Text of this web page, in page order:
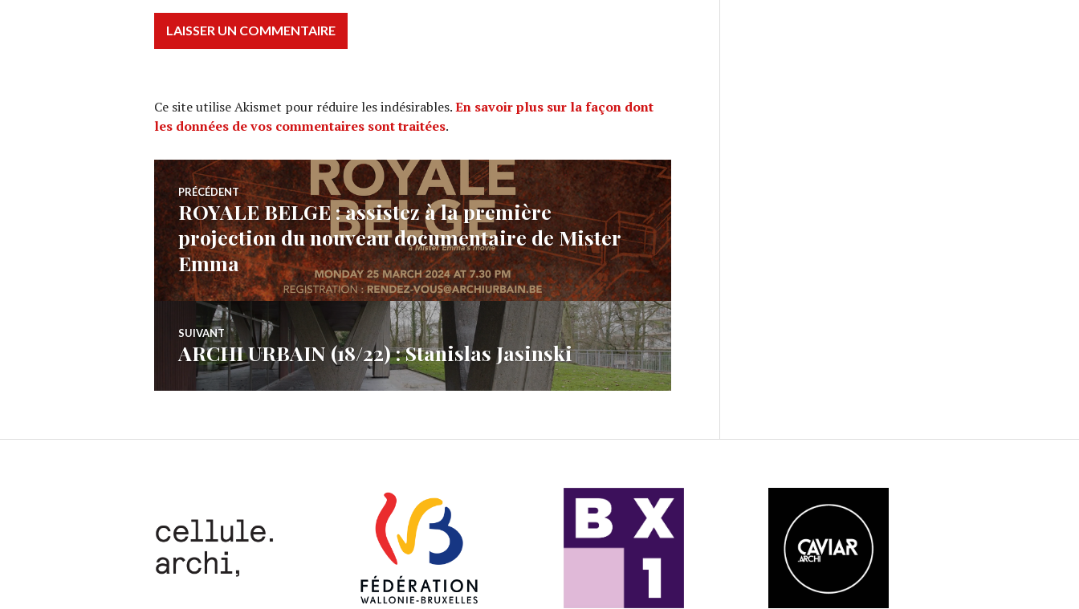
Ce site utilise Akismet pour réduire les indésirables.En savoir plus sur la façon dont
les données de vos commentaires sont traitées.
Navigation
de
l’article
PRÉCÉDENT
Article
précédent :
ROYALE BELGE : assistez à la première
projection du nouveau documentaire de Mister
Emma
SUIVANT
Article
Suivant:
ARCHI URBAIN (18/22) : Stanislas Jasinski